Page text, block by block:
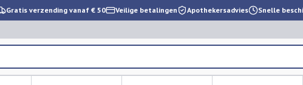
Gratis verzending vanaf € 50 Veilige betalingen Apothekersadvies Snelle